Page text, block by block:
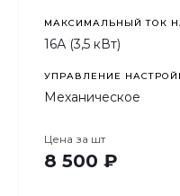
МАКСИМАЛЬНЫЙ ТОК
16А (3,5 кВт)
УПРАВЛЕНИЕ
Механическое
Цена за шт
8 500 ₽